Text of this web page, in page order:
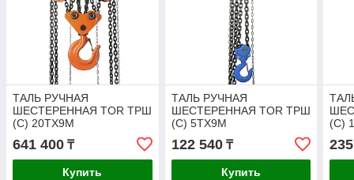
ТАЛЬ РУЧНАЯ
ШЕСТЕРЕННАЯ TOR ТРШ
(C) 20ТХ9М
641 400 ₸
Купить
ТАЛЬ РУЧНАЯ
ШЕСТЕРЕННАЯ TOR ТРШ
(C) 5ТХ9М
122 540₸
Купить
(C)